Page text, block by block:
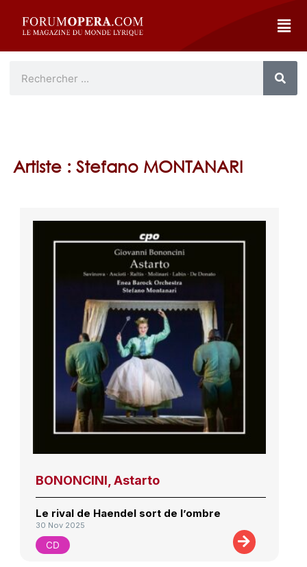
Artiste : Stefano MONTANARI
BONONCINI, Astarto
Le rival de Haendel sort de l’ombre
30 Nov 2025
CD